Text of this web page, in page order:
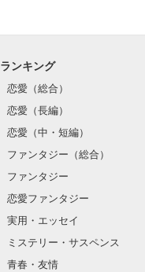
ランキング
恋愛（総合）
恋愛（長編）
恋愛（中・短編）
ファンタジー（総合）
ファンタジー
恋愛ファンタジー
実用・エッセイ
ミステリー・サスペンス
青春・友情